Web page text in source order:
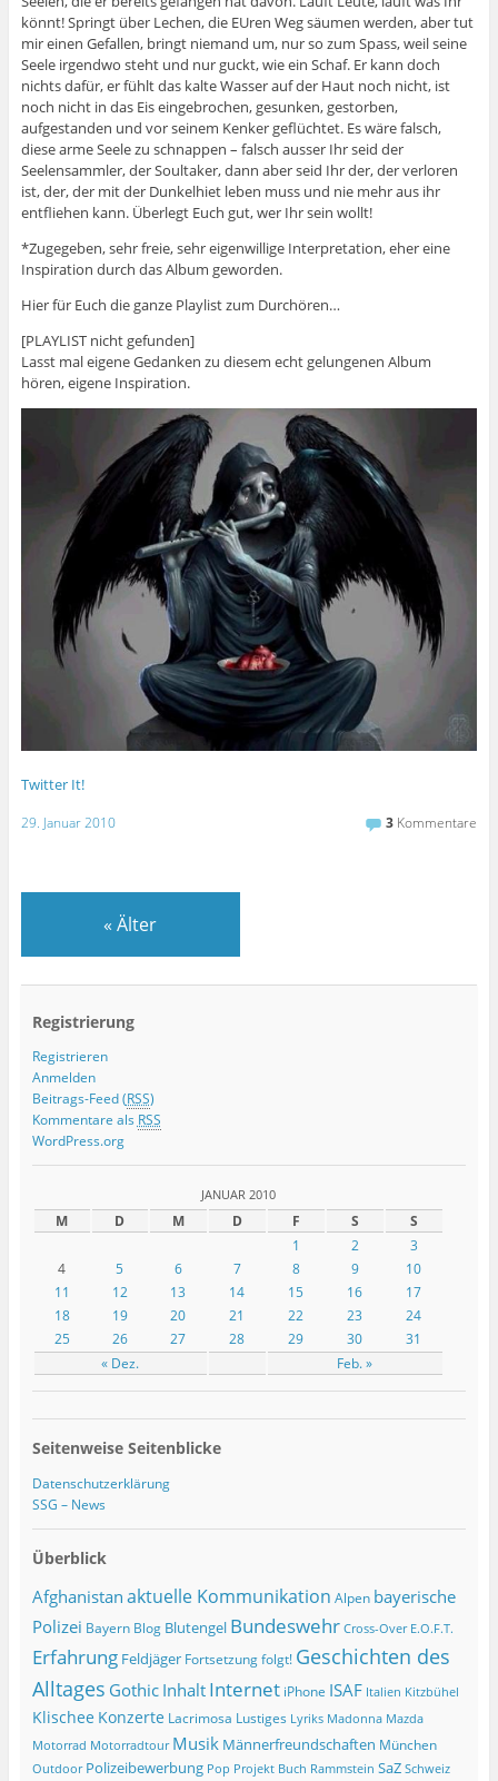
könnt! Springt über Lechen, die EUren Weg säumen werden, aber tut
mir einen Gefallen, bringt niemand um, nur so zum Spass, weil seine
Seele irgendwo steht und nur guckt, wie ein Schaf. Er kann doch
nichts dafür, er fühlt das kalte Wasser auf der Haut noch nicht, ist
noch nicht in das Eis eingebrochen, gesunken, gestorben,
aufgestanden und vor seinem Kenker geflüchtet. Es wäre falsch,
diese arme Seele zu schnappen – falsch ausser Ihr seid der
Seelensammler, der Soultaker, dann aber seid Ihr der, der verloren
ist, der, der mit der Dunkelhiet leben muss und nie mehr aus ihr
entfliehen kann. Überlegt Euch gut, wer Ihr sein wollt!
*Zugegeben, sehr freie, sehr eigenwillige Interpretation, eher eine
Inspiration durch das Album geworden.
Hier für Euch die ganze Playlist zum Durchören…
[PLAYLIST nicht gefunden]
Lasst mal eigene Gedanken zu diesem echt gelungenen Album
hören, eigene Inspiration.
Twitter It!
29. Januar 2010 3 Kommentare
« Älter
Registrierung
Registrieren
Anmelden
Beitrags-Feed (RSS)
Kommentare als RSS
WordPress.org
JANUAR 2010
M D M D F S S
« Dez. Feb. »
1 2
3
4
5 6 7 8 9
10
11
12 13 14 15 16
17
18
19 20 21 22 23
24
25
26 27 28 29 30 31
Seitenweise Seitenblicke
Datenschutzerklärung
SSG – News
Überblick
Afghanistanaktuelle Kommunikation Alpen bayerische
Polizei Bayern Blog Blutengel Bundeswehr Cross-Over E.O.F.T.
Erfahrung Feldjäger Fortsetzung folgt! Geschichten des
Alltages Gothic Inhalt Internet iPhone ISAF Italien Kitzbühel
Klischee Konzerte Lacrimosa Lustiges Lyriks Madonna Mazda
Motorrad Motorradtour Musik Männerfreundschaften München
Outdoor Polizeibewerbung Pop Projekt Buch Rammstein SaZ Schweiz